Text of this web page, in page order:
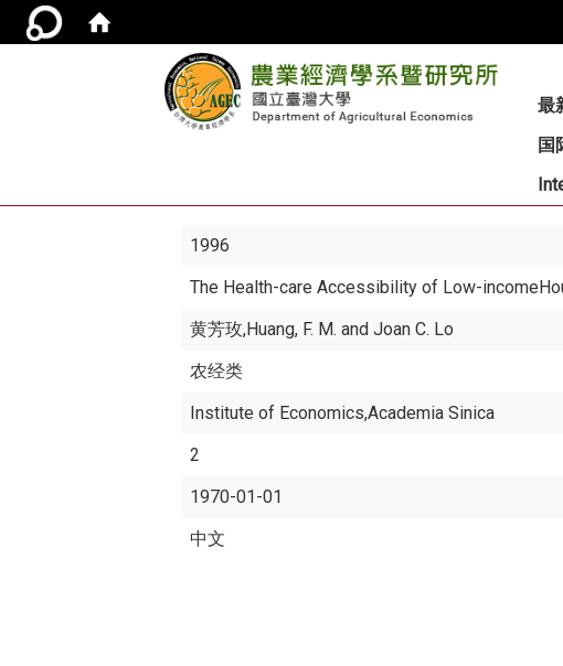
最
国
1996
The Health-care Accessibility of Low-
黄芳玫,Huang, F. M. and Joan C. Lo
农经类
Institute of Economics,Academia Sinica
2
1970-01-01
中文